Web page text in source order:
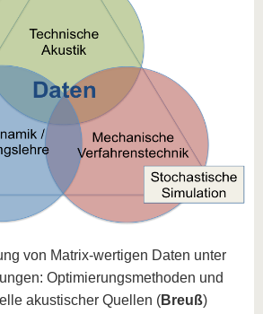
von Matrix-wertigen Daten unter
Optimierungsmethoden und
akustischer Quellen (Breuß)